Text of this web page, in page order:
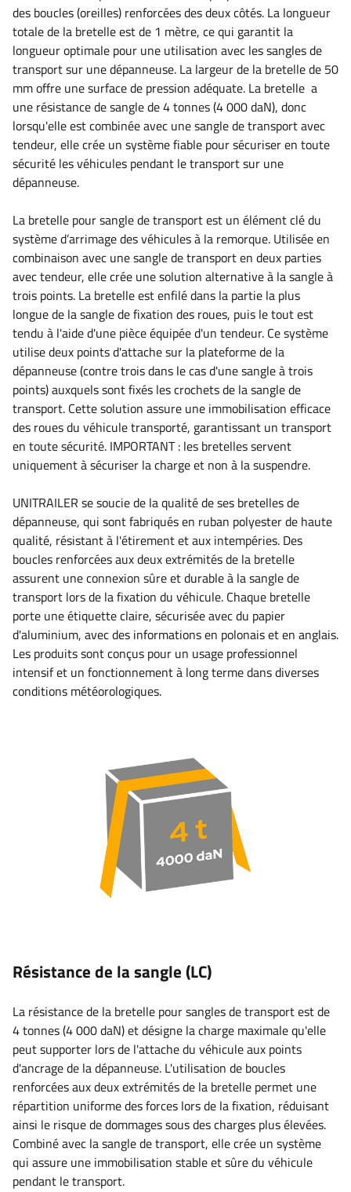
des boucles (oreilles) renforcées des deux côtés. La longueur
totale de la bretelle est de 1 mètre, ce qui garantit la
longueur optimale pour une utilisation avec les sangles de
transport sur une dépanneuse. La largeur de la bretelle de 50
mm offre une surface de pression adéquate. La bretelle a
une résistance de sangle de 4 tonnes (4 000 daN), donc
lorsqu'elle est combinée avec une sangle de transport avec
tendeur, elle crée un système fiable pour sécuriser en toute
sécurité les véhicules pendant le transport sur une
dépanneuse.
La bretelle pour sangle de transport est un élément clé du
système d’arrimage des véhicules à la remorque. Utilisée en
combinaison avec une sangle de transport en deux parties
avec tendeur, elle crée une solution alternative à la sangle à
trois points. La bretelle est enfilé dans la partie la plus
longue de la sangle de fixation des roues, puis le tout est
tendu à l'aide d'une pièce équipée d'un tendeur. Ce système
utilise deux points d'attache sur la plateforme de la
dépanneuse (contre trois dans le cas d'une sangle à trois
points) auxquels sont fixés les crochets de la sangle de
transport. Cette solution assure une immobilisation efficace
des roues du véhicule transporté, garantissant un transport
en toute sécurité. IMPORTANT : les bretelles servent
uniquement à sécuriser la charge et non à la suspendre.
UNITRAILER se soucie de la qualité de ses bretelles de
dépanneuse, qui sont fabriqués en ruban polyester de haute
qualité, résistant à l'étirement et aux intempéries. Des
boucles renforcées aux deux extrémités de la bretelle
assurent une connexion sûre et durable à la sangle de
transport lors de la fixation du véhicule. Chaque bretelle
porte une étiquette claire, sécurisée avec du papier
d'aluminium, avec des informations en polonais et en anglais.
Les produits sont conçus pour un usage professionnel
intensif et un fonctionnement à long terme dans diverses
conditions météorologiques.
Résistance de la sangle (LC)
La résistance de la bretelle pour sangles de transportest de
4 tonnes (4 000 daN) et désigne la charge maximale qu'elle
peut supporter lors de l'attache du véhicule aux points
d'ancrage de la dépanneuse. L'utilisation de boucles
renforcées aux deux extrémités de la bretelle permet une
répartition uniforme des forces lors de la fixation, réduisant
ainsi le risque de dommages sous des charges plus élevées.
Combiné avec la sangle de transport, elle crée un système
qui assure une immobilisation stable et sûre du véhicule
pendant le transport.